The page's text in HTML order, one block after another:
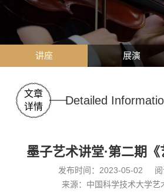
讲座 展演
文章
详情
Detailed
墨子艺术讲堂·第二期《
发布时间：2023-05-02 阅
来源：中国科学技术大学艺